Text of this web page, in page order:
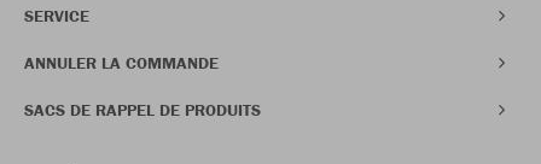
SERVICE
ANNULER LA COMMANDE
SACS DE RAPPEL DE PRODUITS